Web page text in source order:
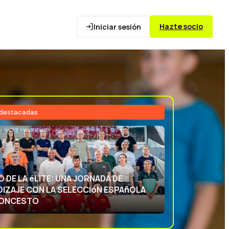
Iniciar sesión Hazte socio
DEPORTIVA: APRENDIENDO CON
ESPAñOLA DE BALONCESTO